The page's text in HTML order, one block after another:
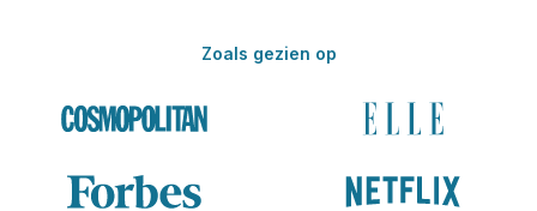
Zoals gezien op